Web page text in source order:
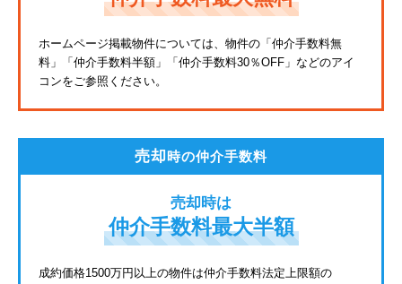
東武東上線
JR鶴見線
ホームページ掲載物件については、物件の「仲介手数料無
料」
「仲介手数料半額」「仲介手数料30％OFF」などのアイ
コンをご参照ください。
売却時の仲介手数料
売却時は
仲介手数料最大半額
成約価格1500万円以上の物件は仲介手数料法定上限額の